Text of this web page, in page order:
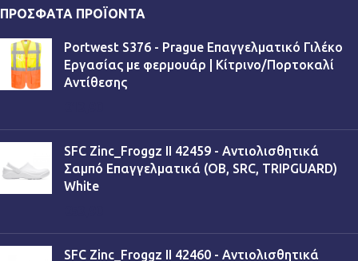
ΠΡΌΣΦΑΤΑ ΠΡΟΪΌΝΤΑ
Portwest S376 - Prague Επαγγελματικό Γιλέκο
Εργασίας με φερμουάρ | Κίτρινο/Πορτοκαλί
Αντίθεσης
SFC Zinc_Froggz II 42459 - Αντιολισθητικά
Σαμπό Επαγγελματικά (OB, SRC, TRIPGUARD)
White
SFC Zinc_Froggz II 42460 - Αντιολισθητικά